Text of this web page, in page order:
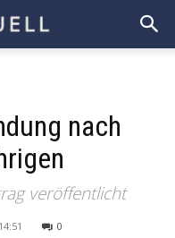
nach
veröffentlicht
0